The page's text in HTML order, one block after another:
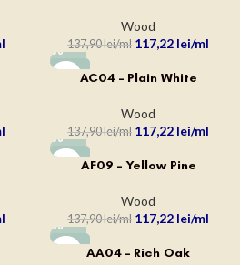
Wood
137,90lei 117,22 lei
-15%AC04 – Plain White
Wood
137,90lei 117,22 lei
-15%AF09 – Yellow Pine
Wood
137,90lei 117,22 lei
-15% AA04 – Rich Oak